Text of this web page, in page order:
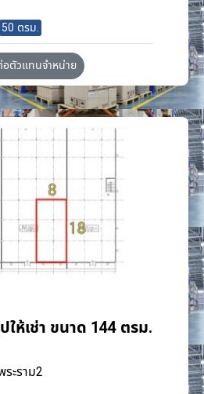
50 ตรม.
ตัวแทนจำหน่าย
ให้เช่า ขนาด 144 ตรม.
ะราม2